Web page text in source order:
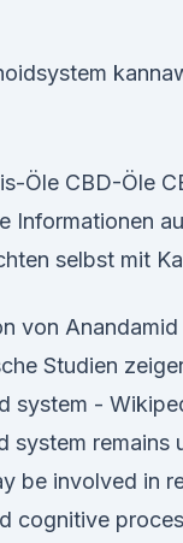
Öle CBD-Öle
Informationen
selbst mit
von
Studien
system -
system remains
be involved in
cognitive